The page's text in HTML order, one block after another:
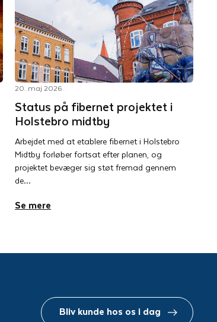
Status på fibernet projektet i
Holstebro midtby
20. maj 2026
Arbejdet med at etablere fibernet i Holstebro
Midtby forløber fortsat efter planen, og
projektet bevæger sig støt fremad gennem
de…
Se mere
Bliv kunde hos os i dag